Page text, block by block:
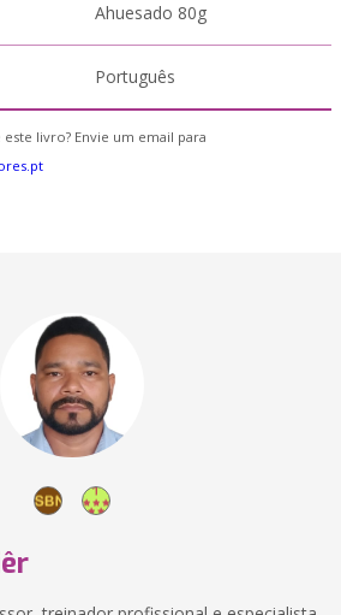
Ahuesado 80g
Português
livro? Envie um email para